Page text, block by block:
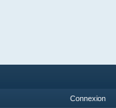
Connexion